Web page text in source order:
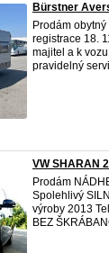
Bürstner
Prodám
registrace 18.
majitel a k
pravidelný
VW SHARAN
Prodám
Spolehlivý
výroby 2013
BEZ